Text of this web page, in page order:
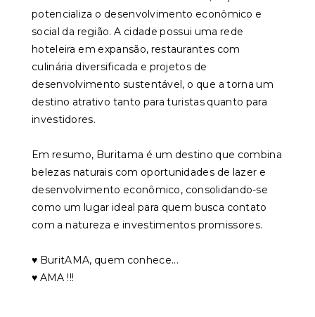
potencializa o desenvolvimento econômico e
social da região. A cidade possui uma rede
hoteleira em expansão, restaurantes com
culinária diversificada e projetos de
desenvolvimento sustentável, o que a torna um
destino atrativo tanto para turistas quanto para
investidores.
Em resumo, Buritama é um destino que combina
belezas naturais com oportunidades de lazer e
desenvolvimento econômico, consolidando-se
como um lugar ideal para quem busca contato
com a natureza e investimentos promissores.
♥️ BuritAMA, quem conhece...
♥️ AMA !!!